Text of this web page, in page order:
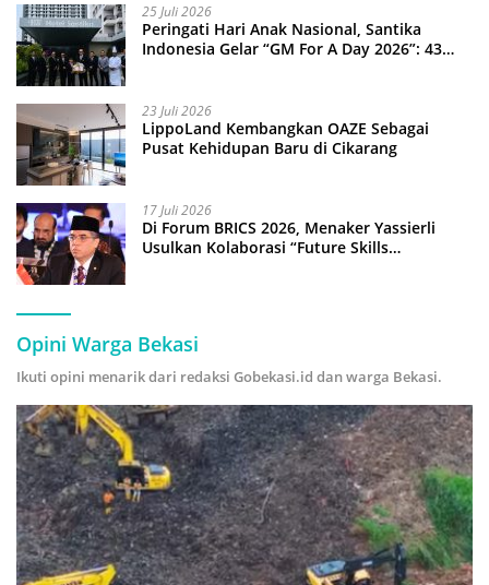
25 Juli 2026
Peringati Hari Anak Nasional, Santika
Indonesia Gelar “GM For A Day 2026”: 43
23 Juli 2026
LippoLand Kembangkan OAZE Sebagai
Pusat Kehidupan Baru di Cikarang
17 Juli 2026
Di Forum BRICS 2026, Menaker Yassierli
Usulkan Kolaborasi “Future Skills
Opini Warga Bekasi
Ikuti opini menarik dari redaksi Gobekasi.id dan warga Bekasi.